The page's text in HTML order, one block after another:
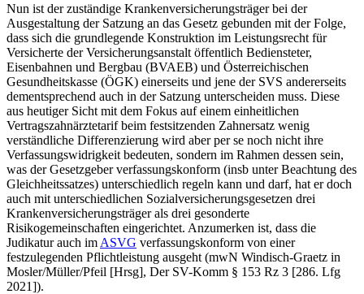
Nun ist der zuständige Krankenversicherungsträger bei der
Ausgestaltung der Satzung an das Gesetz gebunden mit der Folge,
dass sich die grundlegende Konstruktion im Leistungsrecht für
Versicherte der Versicherungsanstalt öffentlich Bediensteter,
Eisenbahnen und Bergbau (BVAEB) und Österreichischen
Gesundheitskasse (ÖGK) einerseits und jene der SVS andererseits
dementsprechend auch in der Satzung unterscheiden muss. Diese
aus heutiger Sicht mit dem Fokus auf einem einheitlichen
Vertragszahnärztetarif beim festsitzenden Zahnersatz wenig
verständliche Differenzierung wird aber per se noch nicht ihre
Verfassungswidrigkeit bedeuten, sondern im Rahmen dessen sein,
was der Gesetzgeber verfassungskonform (insb unter Beachtung des
Gleichheitssatzes) unterschiedlich regeln kann und darf, hat er doch
auch mit unterschiedlichen Sozialversicherungsgesetzen drei
Krankenversicherungsträger als drei gesonderte
Risikogemeinschaften eingerichtet. Anzumerken ist, dass die
Judikatur auch im ASVG verfassungskonform von einer
festzulegenden Pflichtleistung ausgeht (mwN Windisch-Graetz in
Mosler/Müller/Pfeil [Hrsg], Der SV-Komm § 153 Rz 3 [286. Lfg
2021]).